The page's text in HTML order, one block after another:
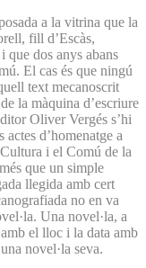
a la vitrina que la
fill d’Escàs,
que dos anys abans
El cas és que ningú
text mecanoscrit
la màquina d’escriure
Oliver Vergés s’hi
d’homenatge a
i el Comú de la
que un simple
llegida amb cert
no en va
Una novel·la, a
el lloc i la data amb
novel·la seva.